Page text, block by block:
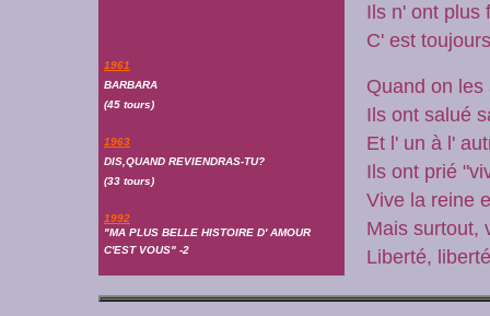
1961
BARBARA
(45 tours)
1963
DIS,QUAND REVIENDRAS-TU?
(33 tours)
1992
"MA PLUS BELLE HISTOIRE D' AMOUR
C'EST VOUS" -2
Ils n' ont plus
C' est
Quand on
Ils ont salué
Et l' un à l'
Ils ont prié
Vive la reine
Mais surtout,
Liberté,